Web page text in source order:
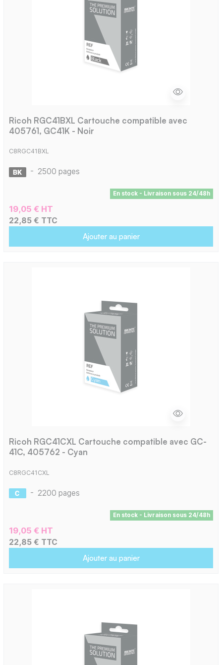
Ricoh RGC41BXL Cartouche compatible avec
405761, GC41K - Noir
C8RGC41BXL
- 2500 pages
En stock - Livraison sous 24/48h
19,05 € HT
22,85 € TTC
Ajouter au panier
Ricoh RGC41CXL Cartouche compatible avec GC-
41C, 405762 - Cyan
C8RGC41CXL
- 2200 pages
En stock - Livraison sous 24/48h
19,05 € HT
22,85 € TTC
Ajouter au panier